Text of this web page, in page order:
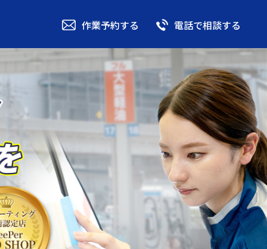
作業予約する 電話で相談する